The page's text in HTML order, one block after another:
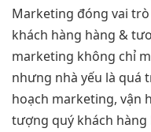
Marketing đóng vai
khách hàng hàng &
marketing không chỉ
nhưng nhà yếu là quá
hoạch marketing, vận
tượng quý khách